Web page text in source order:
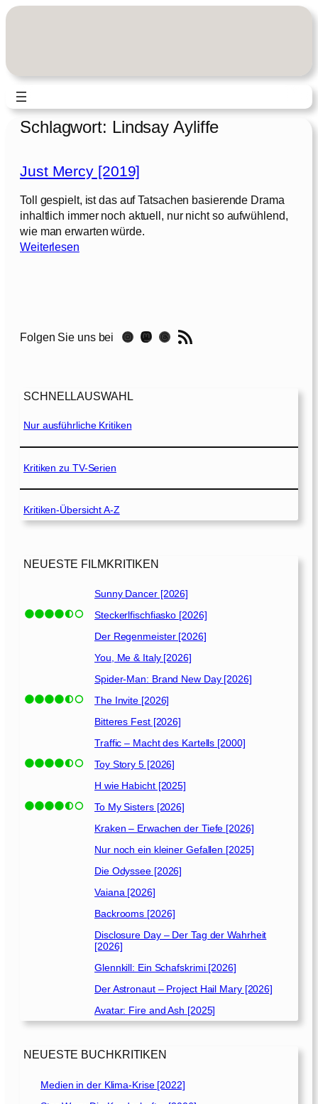
Zum
Schlagwort: Lindsay Ayliffe
Just Mercy [2019]
Toll gespielt, ist das auf Tatsachen basierende Drama
inhaltlich immer noch aktuell, nur nicht so aufwühlend,
wie man erwarten würde.
Weiterlesen:
e
[
0
1
9
Folgen Sie uns bei Instagram Mastodon Threads RSS-Feed
SCHNELLAUSWAHL
Nur ausführliche Kritiken
Kritiken zu TV-Serien
Kritiken-Übersicht A-Z
NEUESTE FILMKRITIKEN
Sunny Dancer [2026]
Steckerlfischfiasko [2026]
Der Regenmeister [2026]
You, Me & Italy [2026]
Spider-Man: Brand New Day [2026]
The Invite [2026]
Bitteres Fest [2026]
Traffic – Macht des Kartells [2000]
Toy Story 5 [2026]
H wie Habicht [2025]
To My Sisters [2026]
Kraken – Erwachen der Tiefe [2026]
Nur noch ein kleiner Gefallen [2025]
Die Odyssee [2026]
Vaiana [2026]
Backrooms [2026]
Disclosure Day – Der Tag der Wahrheit
[2026]
Glennkill: Ein Schafskrimi [2026]
Der Astronaut – Project Hail Mary [2026]
Avatar: Fire and Ash [2025]
NEUESTE BUCHKRITIKEN
Medien in der Klima-Krise [2022]